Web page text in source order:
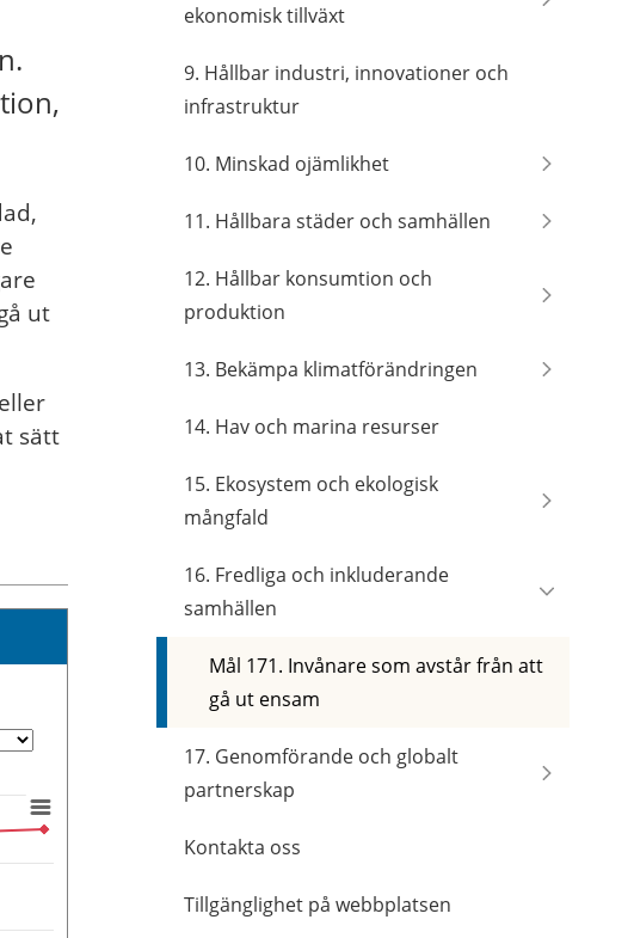
ut
sätt
ekonomisk tillväxt
9. Hållbar industri, innovationer och
infrastruktur
10. Minskad ojämlikhet
11. Hållbara städer och samhällen
12. Hållbar konsumtion och
produktion
13. Bekämpa klimatförändringen
14. Hav och marina resurser
15. Ekosystem och ekologisk
mångfald
16. Fredliga och inkluderande
samhällen
Mål 171. Invånare som avstår från att
gå ut ensam
17. Genomförande och globalt
partnerskap
Kontakta oss
Tillgänglighet på webbplatsen